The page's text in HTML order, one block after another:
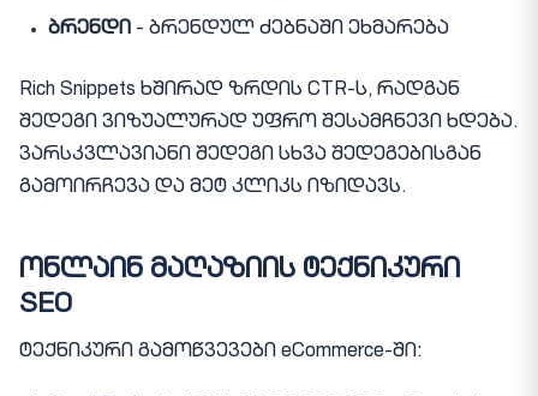
ბრენდი - ბრენდულ ძებნაში ეხმარება
Rich Snippets ხშირად ზრდის CTR-ს, რადგან
შედეგი ვიზუალურად უფრო შესამჩნევი ხდება.
ვარსკვლავიანი შედეგი სხვა შედეგებისგან
გამოირჩევა და მეტ კლიკს იზიდავს.
ონლაინ მაღაზიის ტექნიკური
SEO
ტექნიკური გამოწვევები eCommerce-ში: